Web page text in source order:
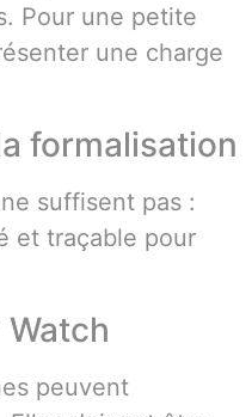
Pour une petite
une charge
formalisation
suffisent pas :
et traçable pour
Watch
peuvent